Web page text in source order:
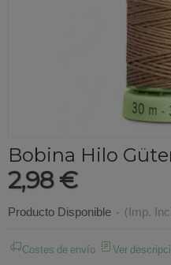
Bobina Hilo
2,98 €
Producto Disponible - (Imp.
Costes de envío Ver